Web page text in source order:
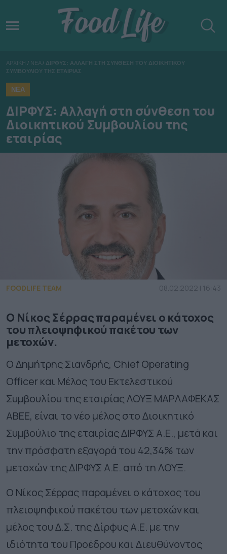
ΑΡΧΙΚΗ / ΝΕΑ / ΔΙΡΦΥΣ: ΑΛΛΑΓΗ ΣΤΗ ΣΥΝΘΕΣΗ ΤΟΥ ΔΙΟΙΚΗΤΙΚΟΥ
ΣΥΜΒΟΥΛΙΟΥ ΤΗΣ ΕΤΑΙΡΙΑΣ
ΝΕΑ
ΔΙΡΦΥΣ: Αλλαγή στη σύνθεση του
Διοικητικού Συμβουλίου της
εταιρίας
FOODLIFE TEAM 08.02.2022 | 16:43
Ο Νίκος Σέρρας παραμένει ο κάτοχος
του πλειοψηφικού πακέτου των
μετοχών.
Ο Δημήτρης Σιανδρής, Chief Operating
Officer και Μέλος του Εκτελεστικού
Συμβουλίου της εταιρίαςΛΟΥΞ ΜΑΡΛΑΦΕΚΑΣ
ΑΒΕΕ, είναι το νέο μέλος στο Διοικητικό
Συμβούλιο της εταιρίας ΔΙΡΦΥΣ Α.Ε., μετά και
την πρόσφατη εξαγορά του 42,34% των
μετοχών της ΔΙΡΦΥΣ Α.Ε. από τη ΛΟΥΞ.
Ο Νίκος Σέρρας παραμένει ο κάτοχος του
πλειοψηφικού πακέτου των μετοχών και
μέλος του Δ.Σ. της Δίρφυς Α.Ε. με την
ιδιότητα του Προέδρου και Διευθύνοντος